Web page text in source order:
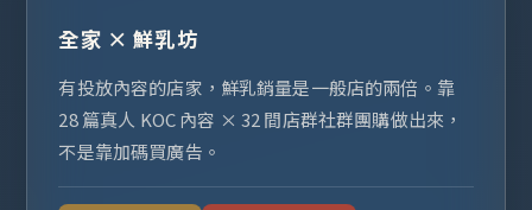
全家 × 鮮乳坊
有投放內容的店家，鮮乳銷量是一般店的兩倍。靠
28 篇真人 KOC 內容 × 32 間店群社群團購做出來，
不是靠加碼買廣告。